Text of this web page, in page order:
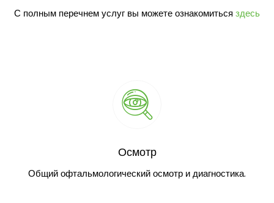
С полным перечнем услуг вы можете ознакомиться здесь
Осмотр
Общий офтальмологический осмотр и диагностика.